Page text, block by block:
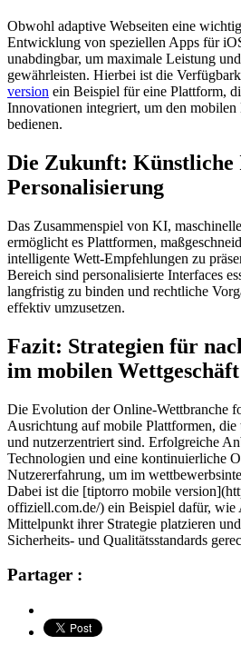
Obwohl adaptive Webseiten eine
Entwicklung von speziellen Apps für
unabdingbar, um maximale Leistung
gewährleisten. Hierbei ist die
version ein Beispiel für eine Plattform,
Innovationen integriert, um den mobilen
bedienen.
Die Zukunft: Künstliche
Personalisierung
Das Zusammenspiel von KI,
ermöglicht es Plattformen,
intelligente Wett-Empfehlungen zu
Bereich sind personalisierte Interfaces
langfristig zu binden und rechtliche
effektiv umzusetzen.
Fazit: Strategien für
im mobilen Wettgeschäft
Die Evolution der Online-Wettbranche
Ausrichtung auf mobile Plattformen, die
und nutzerzentriert sind. Erfolgreiche
Technologien und eine kontinuierliche
Nutzererfahrung, um im
Dabei ist die [tiptorro mobile
offiziell.com.de/) ein Beispiel dafür, wie
Mittelpunkt ihrer Strategie platzieren
Sicherheits- und Qualitätsstandards
Partager :